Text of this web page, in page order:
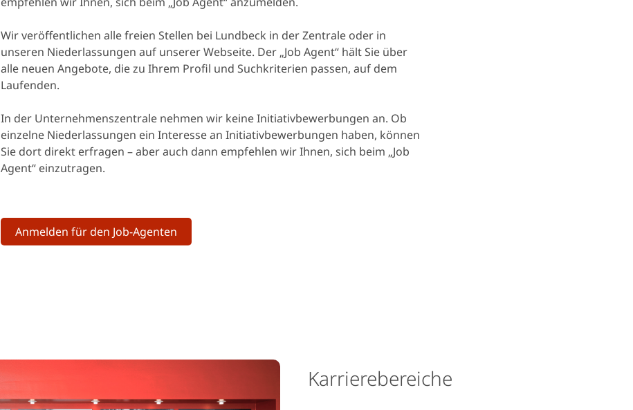
Wir veröffentlichen alle freien Stellen bei Lundbeck in der Zentrale oder in
unseren Niederlassungen auf unserer Webseite. Der „Job Agent“ hält Sie über
alle neuen Angebote, die zu Ihrem Profil und Suchkriterien passen, auf dem
Laufenden.
In der Unternehmenszentrale nehmen wir keine Initiativbewerbungen an. Ob
einzelne Niederlassungen ein Interesse an Initiativbewerbungen haben, können
Sie dort direkt erfragen – aber auch dann empfehlen wir Ihnen, sich beim „Job
Agent“ einzutragen.
Anmelden für den Job-Agenten
Karrierebereiche